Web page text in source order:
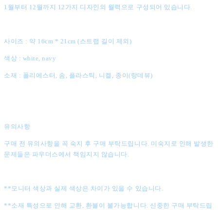
1월부터 12월까지 12가지 디자인의 월력으로 구성되어 있습니다.
사이즈 : 약 16cm * 21cm (스트랩 길이 제외)
색상 : white, navy
소재 : 폴리에스터, 솜, 플라스틱, 니켈, 종이(랑데뷰)
유의사항
구매 전 유의사항을 꼭 숙지 후 구매 부탁드립니다. 미숙지로 인해 발생한
문제들은 파우더스에서 책임지지 않습니다.
**모니터 색상과 실제 색상은 차이가 있을 수 있습니다.
**소재 특성으로 인해 교환, 환불이 불가능합니다. 신중한 구매 부탁드립